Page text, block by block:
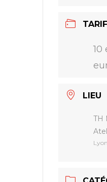
TARIF
10
LIEU
TH